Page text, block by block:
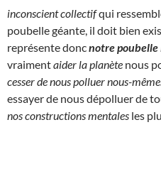
inconscient collectifqui
poubelle géante, il doit bien
représente doncnotre
vraimentaider la planète nous
cesser de nous polluer nous-
essayer de nous dépolluer de
nos constructions mentales les